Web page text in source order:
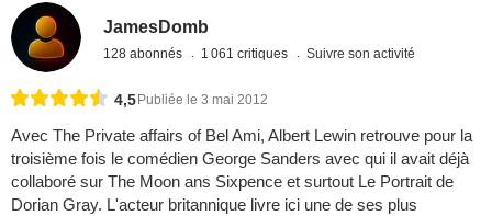
JamesDomb
128 abonnés 1 061 critiques Suivre son activité
4,5Publiée le 3 mai 2012
Avec The Private affairs of Bel Ami, Albert Lewin retrouve pour la
troisième fois le comédien George Sanders avec qui il avait déjà
collaboré sur The Moon ans Sixpence et surtout Le Portrait de
Dorian Gray. L'acteur britannique livre ici une de ses plus